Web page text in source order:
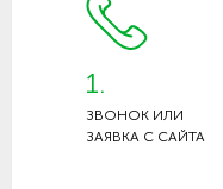
1.
ЗВОНОК ИЛИ
ЗАЯВКА С САЙТА